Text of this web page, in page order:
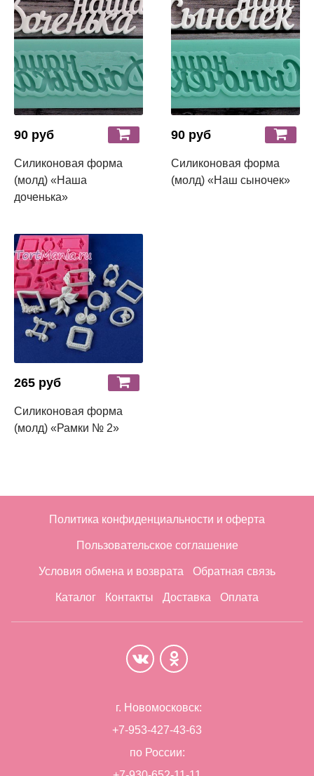
90 руб
Силиконовая форма
(молд) «Наша
доченька»
90 руб
Силиконовая форма
(молд) «Наш сыночек»
265 руб
Силиконовая форма
(молд) «Рамки № 2»
Политика конфиденциальности и оферта
Пользовательское соглашение
Условия обмена и возврата Обратная связь
Каталог Контакты Доставка Оплата
г. Новомосковск:
+7-953-427-43-63
по России: